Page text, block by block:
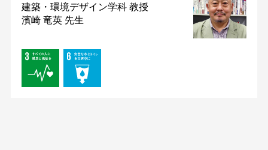
建築・環境デザイン学科 教授
濱崎 竜英 先生